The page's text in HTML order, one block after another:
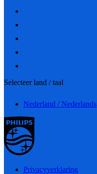
Selecteer land / taal
Nederland / Nederlands
Privacyverklaring